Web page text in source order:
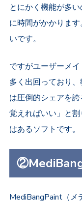
とにかく機能が多
に時間がかかりま
いです。
ですがユーザーメ
多く出回っており
は圧倒的シェアを
覚えればいい」と
はあるソフトです。
MediBangPaint（メ